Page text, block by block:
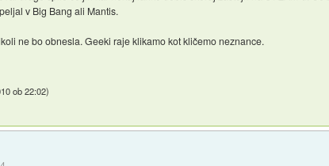
v Big Bang ali Mantis.
ne bo obnesla. Geeki raje klikamo kot kličemo neznance.
ob 22:02)